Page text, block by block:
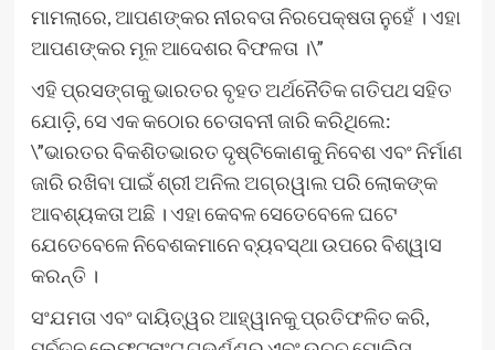
ମାମଲାରେ, ଆପଣଙ୍କର ନୀରବତା ନିରପେକ୍ଷତା ନୁହେଁ । ଏହା
ଆପଣଙ୍କର ମୂଳ ଆଦେଶର ବିଫଳତା ।\”
ଏହି ପ୍ରସଙ୍ଗକୁ ଭାରତର ବୃହତ ଅର୍ଥନୈତିକ ଗତିପଥ ସହିତ
ଯୋଡ଼ି, ସେ ଏକ କଠୋର ଚେତାବନୀ ଜାରି କରିଥିଲେ:
\”ଭାରତର ବିକଶିତଭାରତ ଦୃଷ୍ଟିକୋଣକୁ ନିବେଶ ଏବଂ ନିର୍ମାଣ
ଜାରି ରଖିବା ପାଇଁ ଶ୍ରୀ ଅନିଲ ଅଗ୍ରୱାଲ ପରି ଲୋକଙ୍କ
ଆବଶ୍ୟକତା ଅଛି । ଏହା କେବଳ ସେତେବେଳେ ଘଟେ
ଯେତେବେଳେ ନିବେଶକମାନେ ବ୍ୟବସ୍ଥା ଉପରେ ବିଶ୍ୱାସ
କରନ୍ତି ।
ସଂଯମତା ଏବଂ ଦାୟିତ୍ୱର ଆହ୍ୱାନକୁ ପ୍ରତିଫଳିତ କରି,